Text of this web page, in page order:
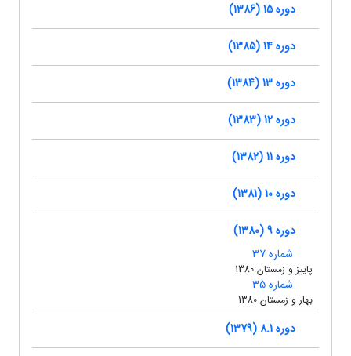
دوره 15 (1386)
دوره 14 (1385)
دوره 13 (1384)
دوره 12 (1383)
دوره 11 (1382)
دوره 10 (1381)
دوره 9 (1380)
شماره 37
پاییز و زمستان 1380
شماره 35
بهار و زمستان 1380
دوره 8.1 (1379)